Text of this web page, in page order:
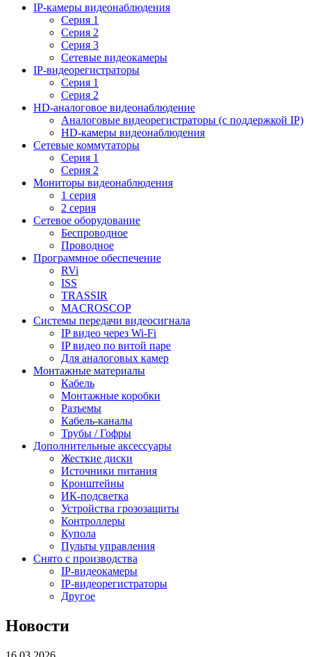
IP-камеры видеонаблюдения
Серия 1
Серия 2
Серия 3
Сетевые видеокамеры
IP-видеорегистраторы
Серия 1
Серия 2
HD-аналоговое видеонаблюдение
Aналоговые видеорегистраторы (с поддержкой IP)
HD-камеры видеонаблюдения
Сетевые коммутаторы
Серия 1
Серия 2
Мониторы видеонаблюдения
1 серия
2 серия
Сетевое оборудование
Беспроводное
Проводное
Программное обеспечение
RVi
ISS
TRASSIR
MACROSCOP
Системы передачи видеосигнала
IP видео через Wi-Fi
IP видео по витой паре
Для аналоговых камер
Монтажные материалы
Кабель
Монтажные коробки
Разъемы
Кабель-каналы
Трубы / Гофры
Дополнительные аксессуары
Жесткие диски
Источники питания
Кронштейны
ИК-подсветка
Устройства грозозащиты
Контроллеры
Купола
Пульты управления
Снято с производства
IP-видеокамеры
IP-видеорегистраторы
Другое
Новости